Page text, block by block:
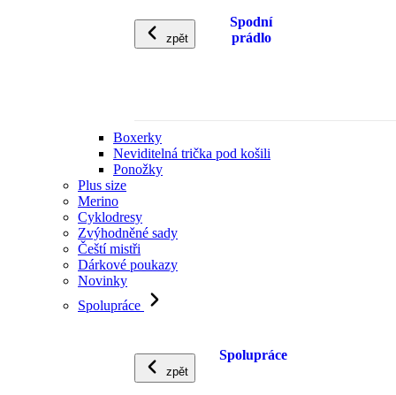
zpět
Spodní
prádlo
Boxerky
Neviditelná trička pod košili
Ponožky
Plus size
Merino
Cyklodresy
Zvýhodněné sady
Čeští mistři
Dárkové poukazy
Novinky
Spolupráce
zpět
Spolupráce